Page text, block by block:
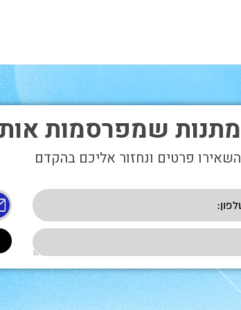
מתנות שמפרסמות
השאירו פרטים ונחזור אליכם בהקדם